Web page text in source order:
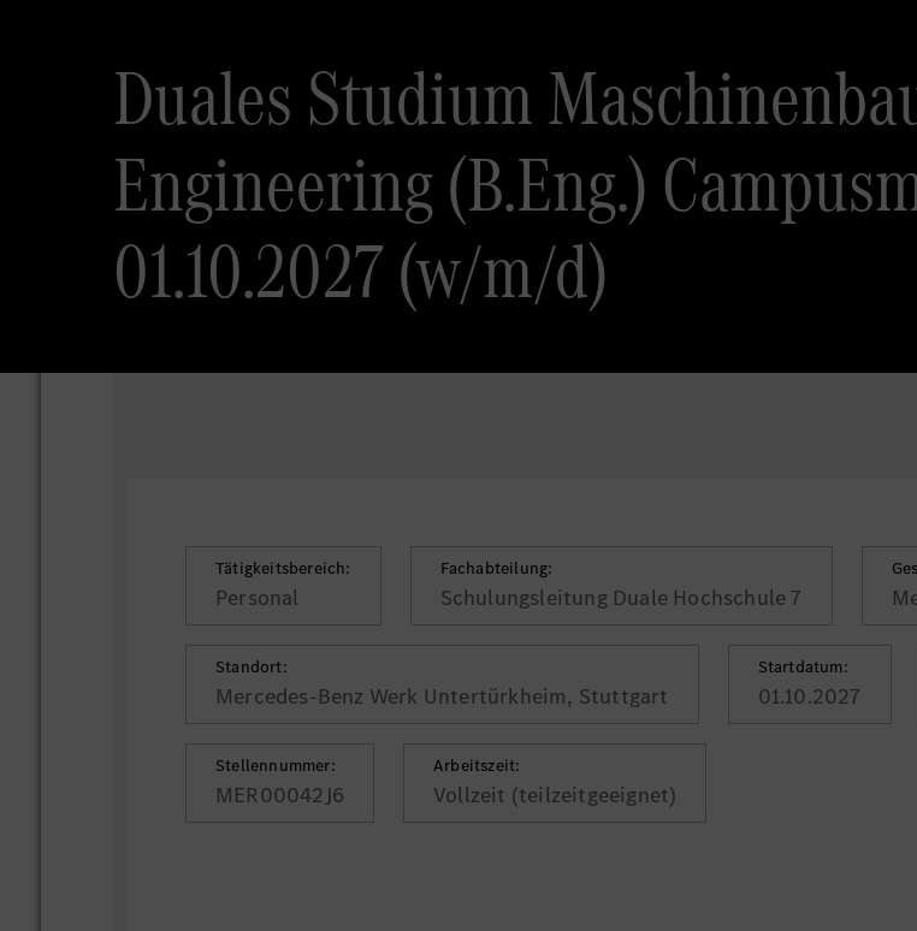
Duales Studium
Engineering (B.Eng.)
01.10.2027 (w/m/d)
Tätigkeitsbereich:
Personal
Fachabteilung:
Schulungsleitung Duale Hochschule 7
Standort:
Mercedes-Benz Werk Untertürkheim, Stuttgart
Startdatum:
01.10.2027
Stellennummer:
MER00042J6
Arbeitszeit:
Vollzeit (teilzeitgeeignet)